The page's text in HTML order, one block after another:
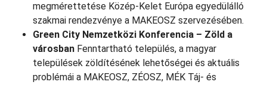
megmérettetése Közép-Kelet Európa egyedülálló
szakmai rendezvénye a MAKEOSZ szervezésében.
Green City Nemzetközi Konferencia – Zöld a
városban Fenntartható település, a magyar
települések zöldítésének lehetőségei és aktuális
problémái a MAKEOSZ, ZÉOSZ, MÉK Táj- és